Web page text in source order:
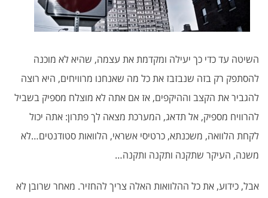
השיטה עד כדי כך יעילה ומקדמת את עצמה, שהיא לא מוכנה
להסתפק רק בזה שנבזבז את כל מה שאנחנו מרוויחים, היא רוצה
להגביר את הקצב וההיקפים, אז אם אתה לא מוצלח מספיק בשביל
להרוויח מספיק, אל תדאג, המערכת מצאה לך פתרון: אתה יכול
לקחת הלוואה, משכנתא, כרטיסי אשראי, הלוואות סטודנטים…לא
משנה, העיקר שתקנה ותקנה ותקנה…
אבל, כידוע, את כל ההלוואות האלה צריך להחזיר. מאחר שרובן לא